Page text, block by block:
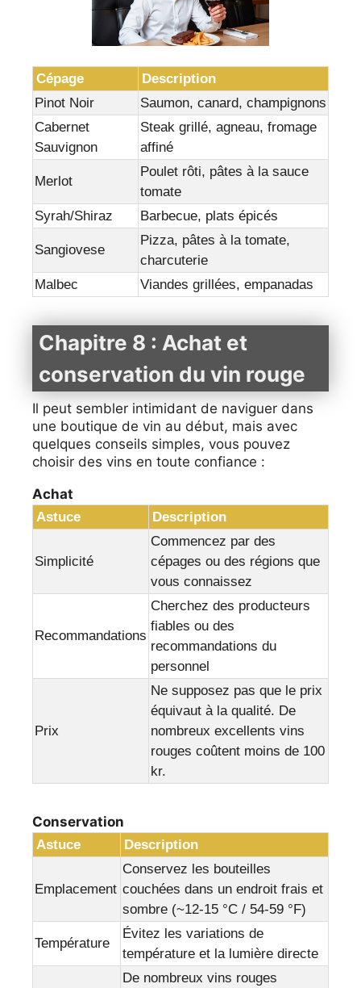
Cépage
Description
Pinot Noir
Saumon, canard, champignons
Cabernet
Sauvignon
Steak grillé, agneau, fromage
affiné
Merlot
Poulet rôti, pâtes à la sauce
tomate
Syrah/Shiraz
Barbecue, plats épicés
Sangiovese
Pizza, pâtes à la tomate,
charcuterie
Malbec
Viandes grillées, empanadas
Chapitre 8 : Achat et
conservation du vin rouge
Il peut sembler intimidant de naviguer dans
une boutique de vin au début, mais avec
quelques conseils simples, vous pouvez
choisir des vins en toute confiance :
Achat
Astuce Description
Simplicité
Commencez par des
cépages ou des régions que
vous connaissez
Recommandations
Cherchez des producteurs
fiables ou des
recommandations du
personnel
Prix
Ne supposez pas que le prix
équivaut à la qualité. De
nombreux excellents vins
rouges coûtent moins de 100
kr.
Conservation
Astuce Description
Emplacement
Conservez les bouteilles
couchées dans un endroit frais et
sombre (~12-15 °C / 54-59 °F)
Température
Évitez les variations de
température et la lumière directe
De nombreux vins rouges